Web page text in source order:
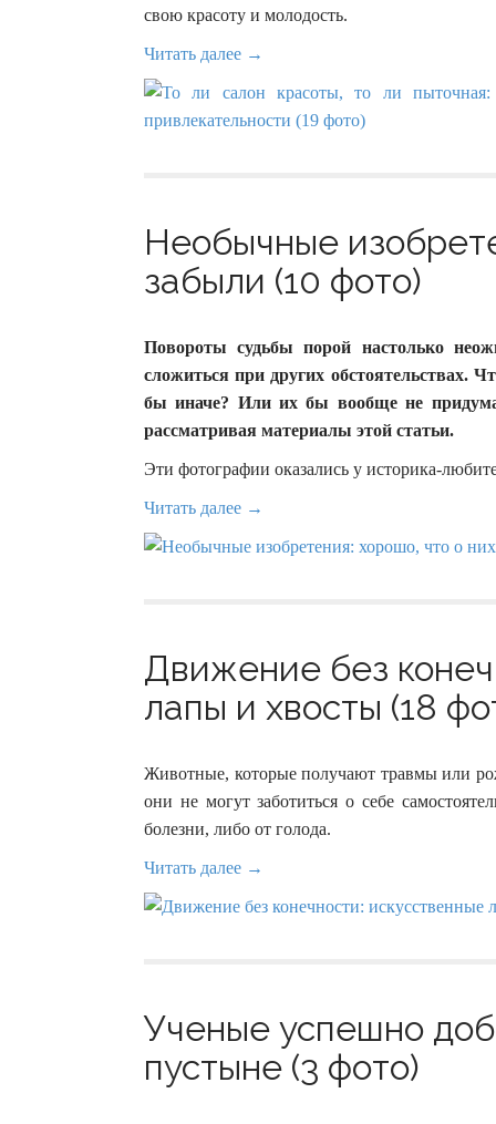
свою красоту и молодость.
Читать далее →
Необычные
забыли (10 фото)
Повороты судьбы порой настолько
сложиться при других обстоятельствах.
бы иначе? Или их бы вообще не
рассматривая материалы этой статьи.
Эти фотографии оказались у историка-
Читать далее →
Движение без
лапы и хвосты (18
Животные, которые получают травмы или
они не могут заботиться о себе
болезни, либо от голода.
Читать далее →
Ученые успешно
пустыне (3 фото)